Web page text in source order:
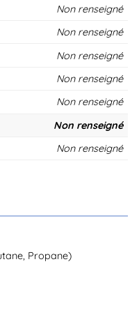
Non renseigné
Non renseigné
Non renseigné
Non renseigné
Non renseigné
Non renseigné
Non renseigné
Propane)